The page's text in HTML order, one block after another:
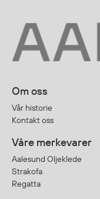
Om oss
Vår historie
Kontakt oss
Våre merkevarer
Aalesund Oljeklede
Strakofa
Regatta